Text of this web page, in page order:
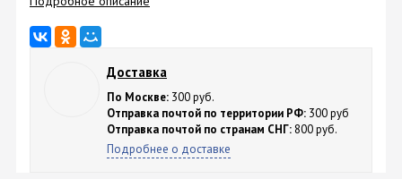
Доставка
По Москве: 300 руб.
Отправка почтой по территории РФ: 300 руб
Отправка почтой по странам СНГ: 800 руб.
Подробнее о доставке